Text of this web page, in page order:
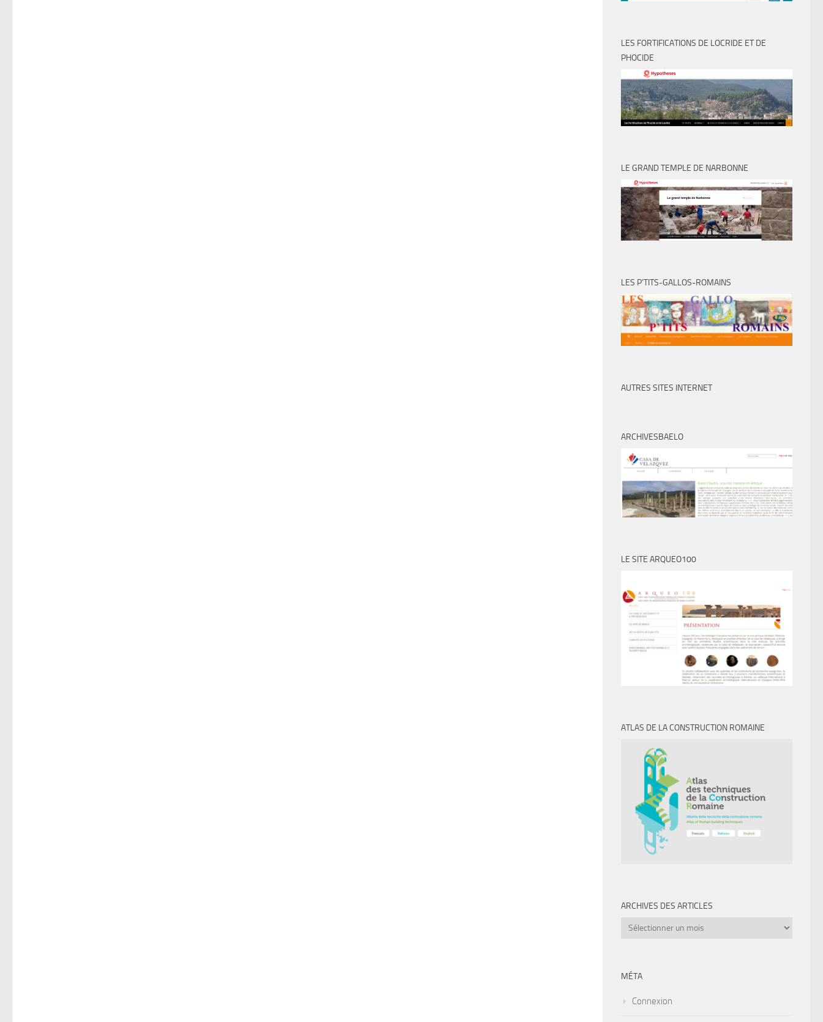
LES FORTIFICATIONS DE LOCRIDE ET DE
PHOCIDE
LE GRAND TEMPLE DE NARBONNE
LES P’TITS-GALLOS-ROMAINS
AUTRES SITES INTERNET
ARCHIVESBAELO
LE SITE ARQUEO100
ATLAS DE LA CONSTRUCTION ROMAINE
ARCHIVES DES ARTICLES
Archives
MÉTA
Connexion